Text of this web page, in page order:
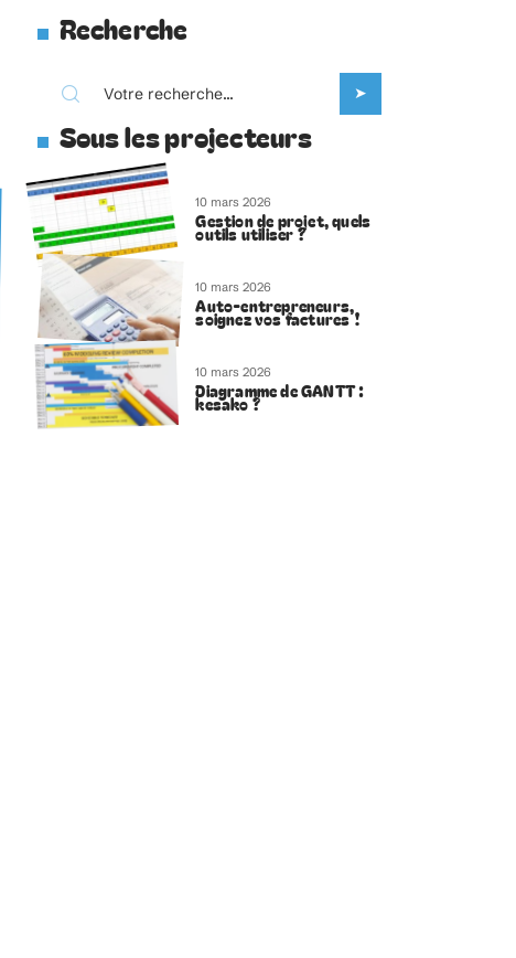
Recherche
Sous les projecteurs
10 mars 2026
Gestion de projet, quels
outils utiliser ?
10 mars 2026
Auto-entrepreneurs,
soignez vos factures !
10 mars 2026
Diagramme de GANTT :
kesako ?